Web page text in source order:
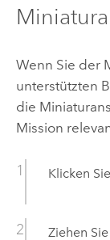
Wenn Sie der
unterstützten
die
Mission
Klicken
Ziehen